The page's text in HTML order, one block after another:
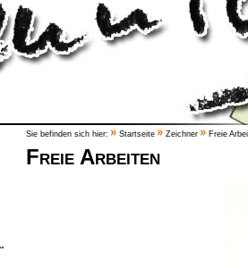
Sie befinden sich hier: Startseite Zeichner Freie
Freie Arbeiten